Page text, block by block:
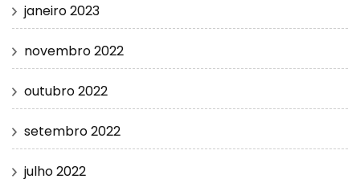
janeiro 2023
novembro 2022
outubro 2022
setembro 2022
julho 2022